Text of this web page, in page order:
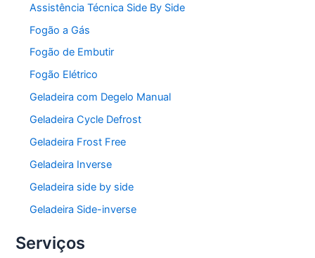
Assistência Técnica Side By Side
Fogão a Gás
Fogão de Embutir
Fogão Elétrico
Geladeira com Degelo Manual
Geladeira Cycle Defrost
Geladeira Frost Free
Geladeira Inverse
Geladeira side by side
Geladeira Side-inverse
Serviços